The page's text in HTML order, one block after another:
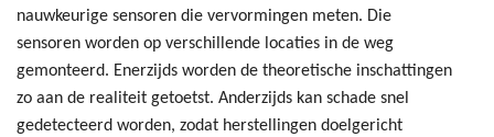
nauwkeurige sensoren die vervormingen meten. Die
sensoren worden op verschillende locaties in de weg
gemonteerd. Enerzijds worden de theoretische inschattingen
zo aan de realiteit getoetst. Anderzijds kan schade snel
gedetecteerd worden, zodat herstellingen doelgericht